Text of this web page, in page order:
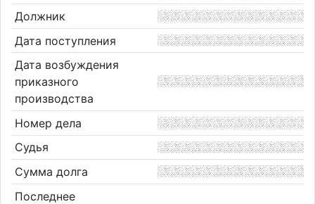
Должник
Дата поступления
Дата возбуждения
приказного
производства
Номер дела
Судья
Сумма долга
Последнее